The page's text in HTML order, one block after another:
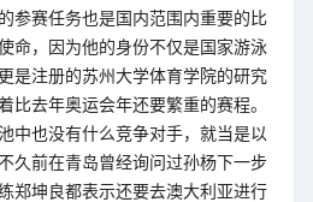
参赛任务也是国内范围内重要的比
命，因为他的身份不仅是国家游泳
是注册的苏州大学体育学院的研究
比去年奥运会年还要繁重的赛程。
中也没有什么竞争对手，就当是以
久前在青岛曾经询问过孙杨下一步
郑坤良都表示还要去澳大利亚进行